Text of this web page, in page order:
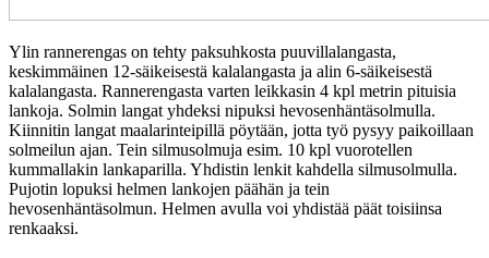
Ylin rannerengas on tehty paksuhkosta puuvillalangasta,
keskimmäinen 12-säikeisestä kalalangasta ja alin 6-säikeisestä
kalalangasta. Rannerengasta varten leikkasin 4 kpl metrin pituisia
lankoja. Solmin langat yhdeksi nipuksi hevosenhäntäsolmulla.
Kiinnitin langat maalarinteipillä pöytään, jotta työ pysyy paikoillaan
solmeilun ajan. Tein silmusolmuja esim. 10 kpl vuorotellen
kummallakin lankaparilla. Yhdistin lenkit kahdella silmusolmulla.
Pujotin lopuksi helmen lankojen päähän ja tein
hevosenhäntäsolmun. Helmen avulla voi yhdistää päät toisiinsa
renkaaksi.